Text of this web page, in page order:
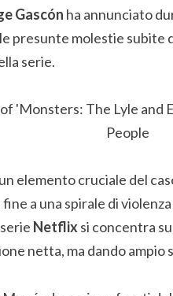
Gascón ha annunciato
presunte molestie subite
serie.
elemento cruciale del
a una spirale di
Netflix si concentra
netta, ma dando ampio